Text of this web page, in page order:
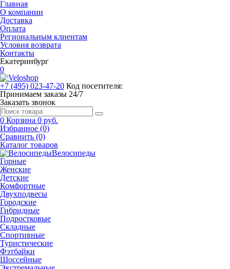
Главная
О компании
Доставка
Оплата
Региональным клиентам
Условия возврата
Контакты
Екатеринбург
0
+7 (495) 023-47-20 Код посетителя:
Принимаем заказы 24/7
Заказать звонок
0 Корзина 0 руб.
Избранное (0)
Сравнить (0)
Каталог товаров
Велосипеды
Горные
Женские
Детские
Комфортные
Двухподвесы
Городские
Гибридные
Подростковые
Складные
Спортивные
Туристические
Фэтбайки
Шоссейные